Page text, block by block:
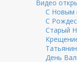
Видео
С Новым
С
Старый
День